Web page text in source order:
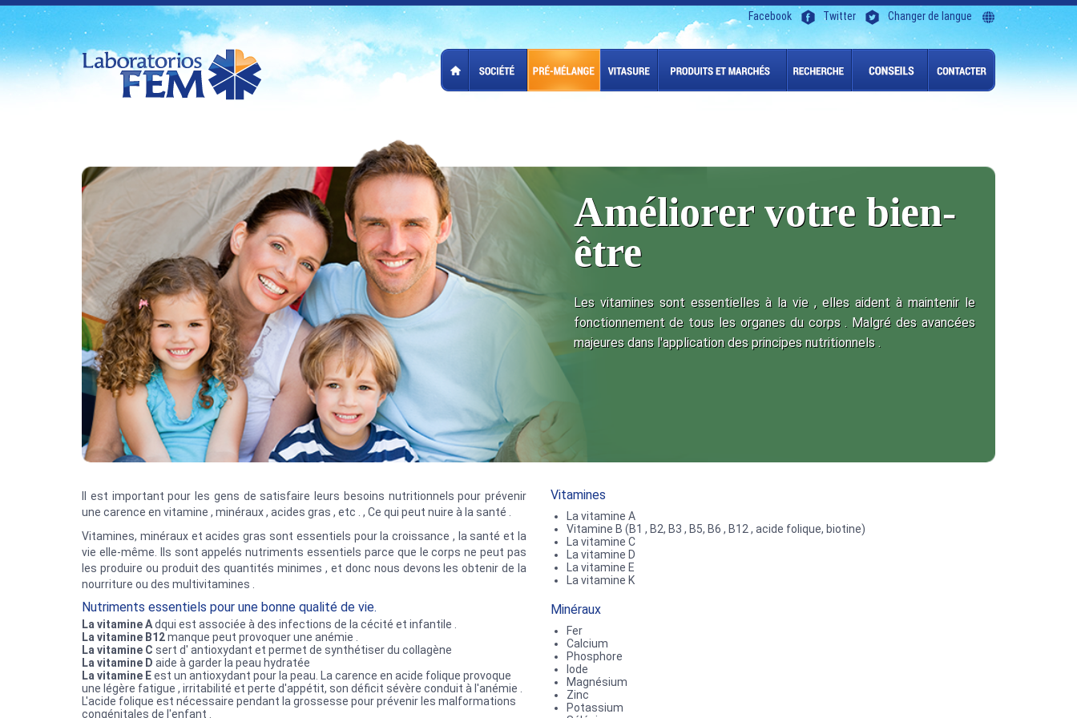
Changer de langue
Twitter
Facebook
Améliorer votre bien-
être
Les vitamines sont essentielles à la vie , elles aident à maintenir le
fonctionnement de tous les organes du corps . Malgré des avancées
majeures dans l'application des principes nutritionnels .
Il est important pour les gens de satisfaire leurs besoins nutritionnels pour prévenir
une carence en vitamine , minéraux , acides gras , etc . , Ce qui peut nuire à la santé .
Vitamines, minéraux et acides gras sont essentiels pour la croissance , la santé et la
vie elle-même. Ils sont appelés nutriments essentiels parce que le corps ne peut pas
les produire ou produit des quantités minimes , et donc nous devons les obtenir de la
nourriture ou des multivitamines .
Nutriments essentiels pour une bonne qualité de vie.
La vitamine Adqui est associée à des infections de la cécité et infantile .
La vitamine B12manque peut provoquer une anémie .
La vitamine C sert d' antioxydant et permet de synthétiser du collagène
La vitamine D aide à garder la peau hydratée
La vitamine Eest un antioxydant pour la peau. La carence en acide folique provoque
une légère fatigue , irritabilité et perte d'appétit, son déficit sévère conduit à l'anémie .
L'acide folique est nécessaire pendant la grossesse pour prévenir les malformations
congénitales de l'enfant .
Vitamines
La vitamine A
Vitamine B (B1 , B2, B3 , B5, B6 , B12 , acide folique, biotine)
La vitamine C
La vitamine D
La vitamine E
La vitamine K
Minéraux
Fer
Calcium
Phosphore
Iode
Magnésium
Zinc
Potassium